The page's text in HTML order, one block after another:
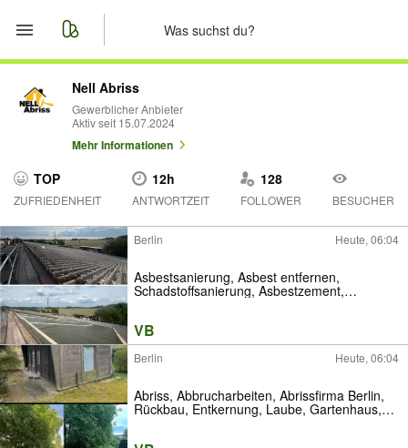
Start
Merkliste
Nachrichten
Nell Abriss
Gewerblicher Anbieter
Aktiv seit 15.07.2024
Mehr Informationen
TOP
ZUFRIEDENHEIT
12h
ANTWORTZEIT
128
FOLLOWER BESUCHER
Berlin Heute, 06:04
Asbestsanierung, Asbest entfernen,
Schadstoffsanierung, Asbestzement,
Asbestkleber, Floor-Flex, Asbestdächer,
VB
Berlin Heute, 06:04
Abriss, Abbrucharbeiten, Abrissfirma Berlin,
Rückbau, Entkernung, Laube, Gartenhaus,
Schuppen, Bungalow, Garage, Carport